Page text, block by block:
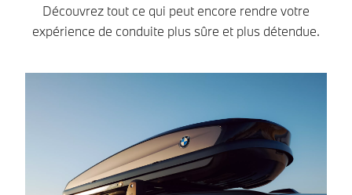
Découvrez tout ce qui peut encore rendre votre
expérience de conduite plus sûre et plus détendue.